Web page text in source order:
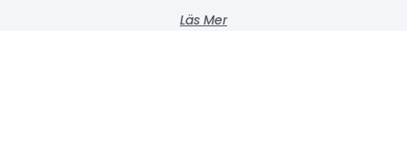
Läs Mer